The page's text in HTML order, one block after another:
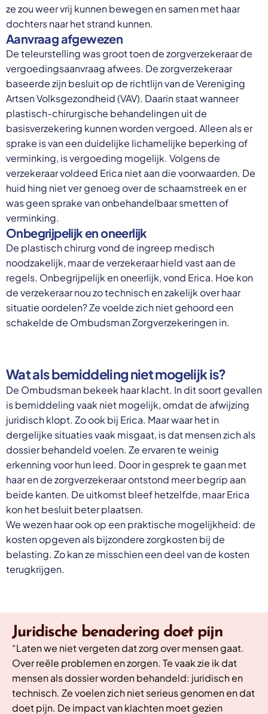
ze zou weer vrij kunnen bewegen en samen met haar
dochters naar het strand kunnen.
Aanvraag afgewezen
De teleurstelling was groot toen de zorgverzekeraar de
vergoedingsaanvraag afwees. De zorgverzekeraar
baseerde zijn besluit op de richtlijn van de Vereniging
Artsen Volksgezondheid (VAV). Daarin staat wanneer
plastisch-chirurgische behandelingen uit de
basisverzekering kunnen worden vergoed. Alleen als er
sprake is van een duidelijke lichamelijke beperking of
verminking, is vergoeding mogelijk. Volgens de
verzekeraar voldeed Erica niet aan die voorwaarden. De
huid hing niet ver genoeg over de schaamstreek en er
was geen sprake van onbehandelbaar smetten of
verminking.
Onbegrijpelijk en oneerlijk
De plastisch chirurg vond de ingreep medisch
noodzakelijk, maar de verzekeraar hield vast aan de
regels. Onbegrijpelijk en oneerlijk, vond Erica. Hoe kon
de verzekeraar nou zo technisch en zakelijk over haar
situatie oordelen? Ze voelde zich niet gehoord een
schakelde de Ombudsman Zorgverzekeringen in.
Wat als bemiddeling niet mogelijk is?
De Ombudsman bekeek haar klacht. In dit soort gevallen
is bemiddeling vaak niet mogelijk, omdat de afwijzing
juridisch klopt. Zo ook bij Erica. Maar waar het in
dergelijke situaties vaak misgaat, is dat mensen zich als
dossier behandeld voelen. Ze ervaren te weinig
erkenning voor hun leed. Door in gesprek te gaan met
haar en de zorgverzekeraar ontstond meer begrip aan
beide kanten. De uitkomst bleef hetzelfde, maar Erica
kon het besluit beter plaatsen.
We wezen haar ook op een praktische mogelijkheid: de
kosten opgeven als bijzondere zorgkosten bij de
belasting. Zo kan ze misschien een deel van de kosten
terugkrijgen.
Juridische benadering doet pijn
“Laten we niet vergeten dat zorg over mensen gaat.
Over reële problemen en zorgen. Te vaak zie ik dat
mensen als dossier worden behandeld: juridisch en
technisch. Ze voelen zich niet serieus genomen en dat
doet pijn. De impact van klachten moet gezien